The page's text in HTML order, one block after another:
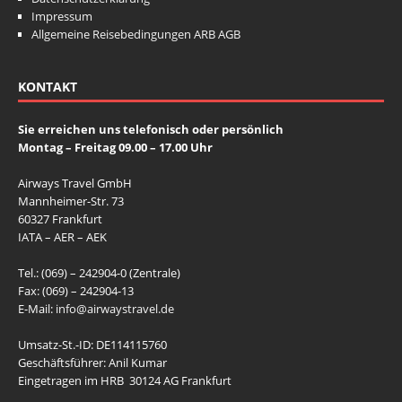
o
k
k
k
Impressum
Allgemeine Reisebedingungen ARB AGB
KONTAKT
Sie erreichen uns telefonisch oder persönlich
Montag – Freitag 09.00 – 17.00 Uhr
Airways Travel GmbH
Mannheimer-Str. 73
60327 Frankfurt
IATA – AER – AEK
Tel.: (069) – 242904-0 (Zentrale)
Fax: (069) – 242904-13
E-Mail: info@airwaystravel.de
Umsatz-St.-ID: DE114115760
Geschäftsführer: Anil Kumar
Eingetragen im HRB 30124 AG Frankfurt